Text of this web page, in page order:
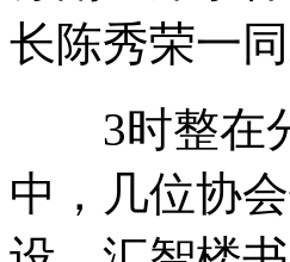
长陈秀荣一
3时整在分
中，几位协